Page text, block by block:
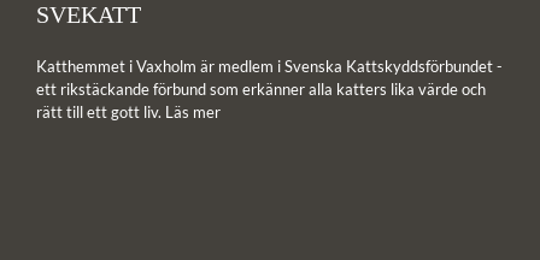
SVEKATT
Katthemmet i Vaxholm är medlem i Svenska Kattskyddsförbundet -
ett rikstäckande förbund som erkänner alla katters lika värde och
rätt till ett gott liv. Läs mer